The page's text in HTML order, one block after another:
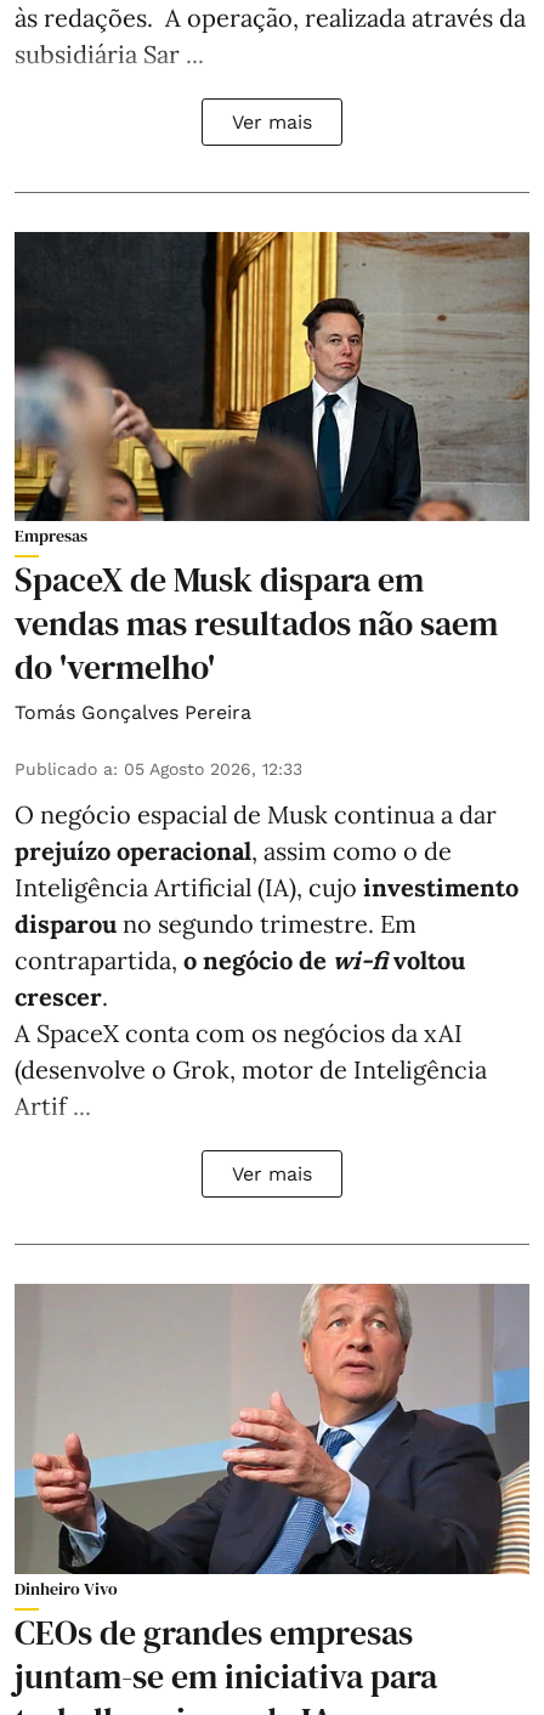
às redações. A operação, realizada através da
subsidiária Sar ...
Ver mais
Empresas
SpaceX de Musk dispara em
vendas mas resultados não saem
do 'vermelho'
Tomás Gonçalves Pereira
Publicado a: 05 Agosto 2026, 12:33
O negócio espacial de Musk continua a dar
prejuízo operacional, assim como o de
Inteligência Artificial (IA), cujo investimento
disparou no segundo trimestre. Em
contrapartida, o negócio de wi-fivoltou
crescer.
A SpaceX conta com os negócios da xAI
(desenvolve o Grok, motor de Inteligência
Artif ...
Ver mais
Dinheiro Vivo
CEOs de grandes empresas
juntam-se em iniciativa para